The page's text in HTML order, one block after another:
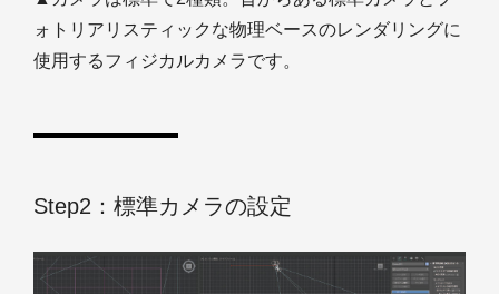
ォトリアリスティックな物理ベースのレンダリングに
使用するフィジカルカメラです。
Step2：標準カメラの設定